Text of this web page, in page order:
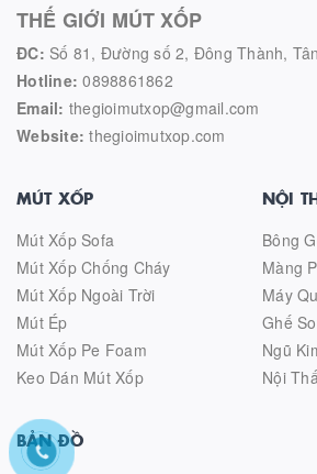
THẾ GIỚI MÚT XỐP
ĐC: Số 81, Đường số 2, Đông Thành,
Hotline: 0898861862
Email: thegioimutxop@gmail.com
Website: thegioimutxop.com
MÚT XỐP
Mút Xốp Sofa
Mút Xốp Chống Cháy
Mút Xốp Ngoài Trời
Mút Ép
Mút Xốp Pe Foam
Keo Dán Mút Xốp
NỘI
Bông
Màng
Máy
Ghế
Ngũ
Nội
BẢN ĐỒ